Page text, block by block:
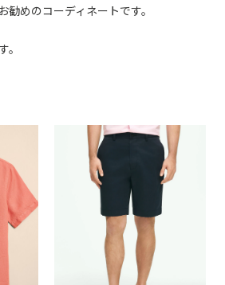
勧めのコーディネートです。